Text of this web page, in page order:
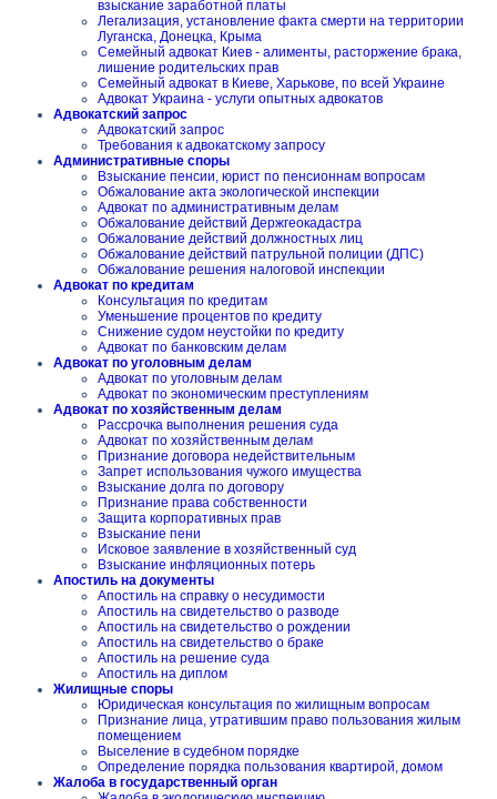
взыскание заработной платы
Легализация, установление факта смерти на территории
Луганска, Донецка, Крыма
Семейный адвокат Киев - алименты, расторжение брака,
лишение родительских прав
Семейный адвокат в Киеве, Харькове, по всей Украине
Адвокат Украина - услуги опытных адвокатов
Адвокатский запрос
Адвокатский запрос
Требования к адвокатскому запросу
Административные споры
Взыскание пенсии, юрист по пенсионнам вопросам
Обжалование акта экологической инспекции
Адвокат по административным делам
Обжалование действий Держгеокадастра
Обжалование действий должностных лиц
Обжалование действий патрульной полиции (ДПС)
Обжалование решения налоговой инспекции
Адвокат по кредитам
Консультация по кредитам
Уменьшение процентов по кредиту
Снижение судом неустойки по кредиту
Адвокат по банковским делам
Адвокат по уголовным делам
Адвокат по уголовным делам
Адвокат по экономическим преступлениям
Адвокат по хозяйственным делам
Рассрочка выполнения решения суда
Адвокат по хозяйственным делам
Признание договора недействительным
Запрет использования чужого имущества
Взыскание долга по договору
Признание права собственности
Защита корпоративных прав
Взыскание пени
Исковое заявление в хозяйственный суд
Взыскание инфляционных потерь
Апостиль на документы
Апостиль на справку о несудимости
Апостиль на свидетельство о разводе
Апостиль на свидетельство о рождении
Апостиль на свидетельство о браке
Апостиль на решение суда
Апостиль на диплом
Жилищные споры
Юридическая консультация по жилищным вопросам
Признание лица, утратившим право пользования жилым
помещением
Выселение в судебном порядке
Определение порядка пользования квартирой, домом
Жалоба в государственный орган